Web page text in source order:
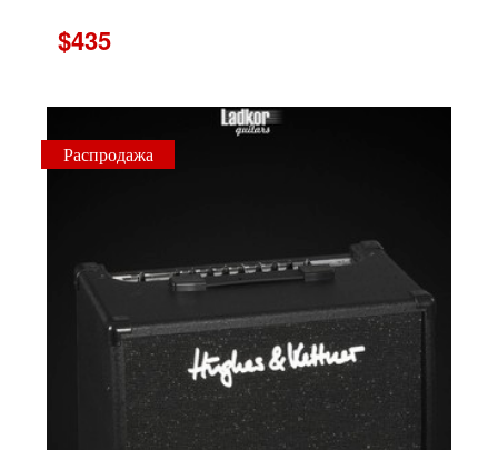
$435
Распродажа